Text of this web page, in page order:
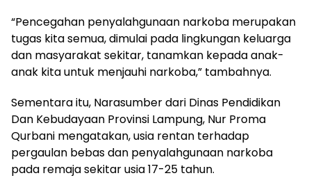
“Pencegahan penyalahgunaan narkoba merupakan
tugas kita semua, dimulai pada lingkungan keluarga
dan masyarakat sekitar, tanamkan kepada anak-
anak kita untuk menjauhi narkoba,” tambahnya.
Sementara itu, Narasumber dari Dinas Pendidikan
Dan Kebudayaan Provinsi Lampung, Nur Proma
Qurbani mengatakan, usia rentan terhadap
pergaulan bebas dan penyalahgunaan narkoba
pada remaja sekitar usia 17-25 tahun.